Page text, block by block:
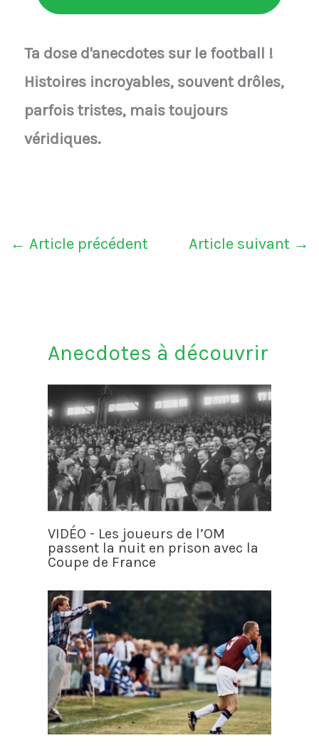
Ta dose d'anecdotes sur le football !
Histoires incroyables, souvent drôles,
parfois tristes, mais toujours
véridiques.
← Article précédent Article suivant →
Anecdotes à découvrir
VIDÉO - Les joueurs de l’OM
passent la nuit en prison avec la
Coupe de France